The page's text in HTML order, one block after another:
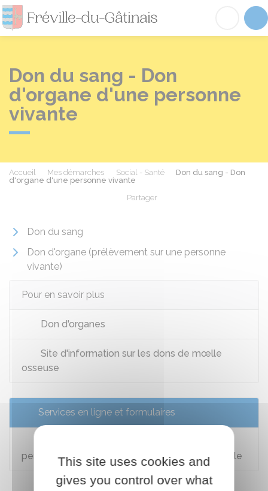
Fréville-du-
Don du sang - Don
d'organe d'une personne
vivante
Accueil Mes démarches Social - Santé
Don du sang - Don
d'organe d'une personne vivante
Partager
Don du sang
Don d'organe (prélèvement sur une personne
vivante)
Pour en savoir plus
Don d'organes
Site d'information sur les dons de mœlle
osseuse
Services en ligne et formulaires
personnes vivantes en l'absence d'urgence vitale
This site uses cookies and
gives you control over what